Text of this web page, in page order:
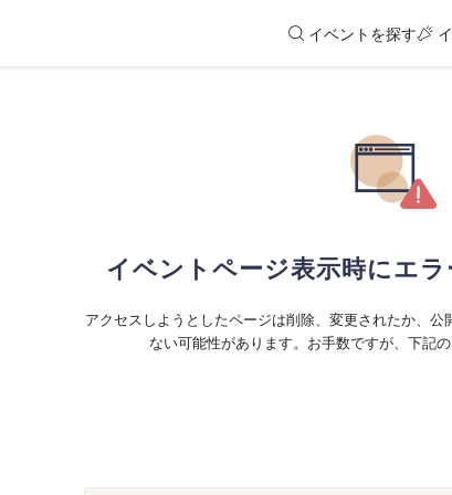
イベントを探す
イベントページ表示時にエラ
アクセスしようとしたページは削除、変更されたか、公
ない可能性があります。お手数ですが、下記